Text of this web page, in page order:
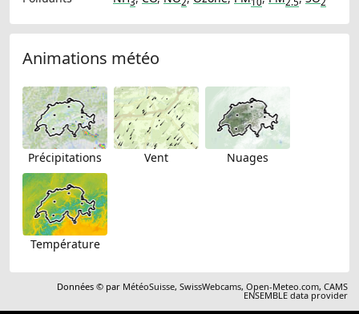
Animations météo
Précipitations Vent Nuages
Température
Données © par MétéoSuisse,SwissWebcams,Open-Meteo.com,CAMS
ENSEMBLE data provider